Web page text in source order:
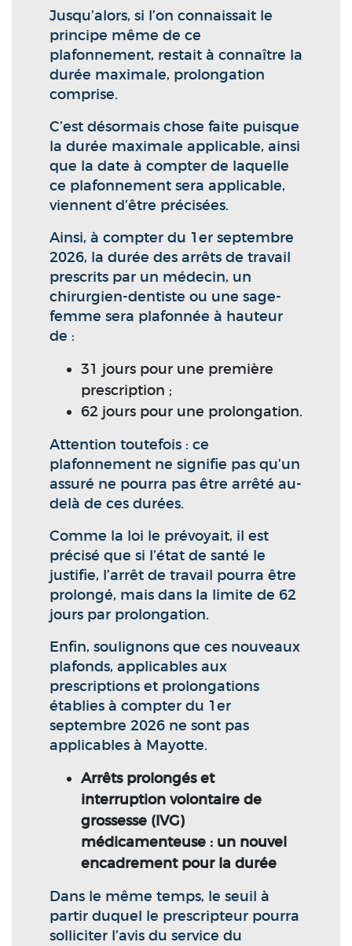
Jusqu’alors, si l’on connaissait le
principe même de ce
plafonnement, restait à connaître la
durée maximale, prolongation
comprise.
C’est désormais chose faite puisque
la durée maximale applicable, ainsi
que la date à compter de laquelle
ce plafonnement sera applicable,
viennent d’être précisées.
Ainsi, à compter du 1er septembre
2026, la durée des arrêts de travail
prescrits par un médecin, un
chirurgien-dentiste ou une sage-
femme sera plafonnée à hauteur
de :
31 jours pour une première
prescription ;
62 jours pour une prolongation.
Attention toutefois : ce
plafonnement ne signifie pas qu’un
assuré ne pourra pas être arrêté au-
delà de ces durées.
Comme la loi le prévoyait, il est
précisé que si l’état de santé le
justifie, l’arrêt de travail pourra être
prolongé, mais dans la limite de 62
jours par prolongation.
Enfin, soulignons que ces nouveaux
plafonds, applicables aux
prescriptions et prolongations
établies à compter du 1er
septembre 2026 ne sont pas
applicables à Mayotte.
Arrêts prolongés et
interruption volontaire de
grossesse (IVG)
médicamenteuse : un nouvel
encadrement pour la durée
Dans le même temps, le seuil à
partir duquel le prescripteur pourra
solliciter l’avis du service du